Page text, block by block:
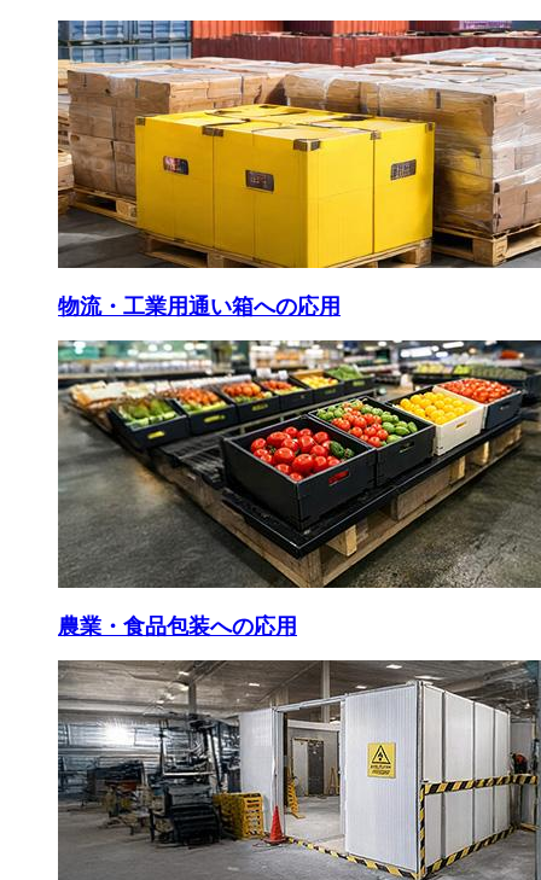
物流・工業用通い箱への応用
農業・食品包装への応用